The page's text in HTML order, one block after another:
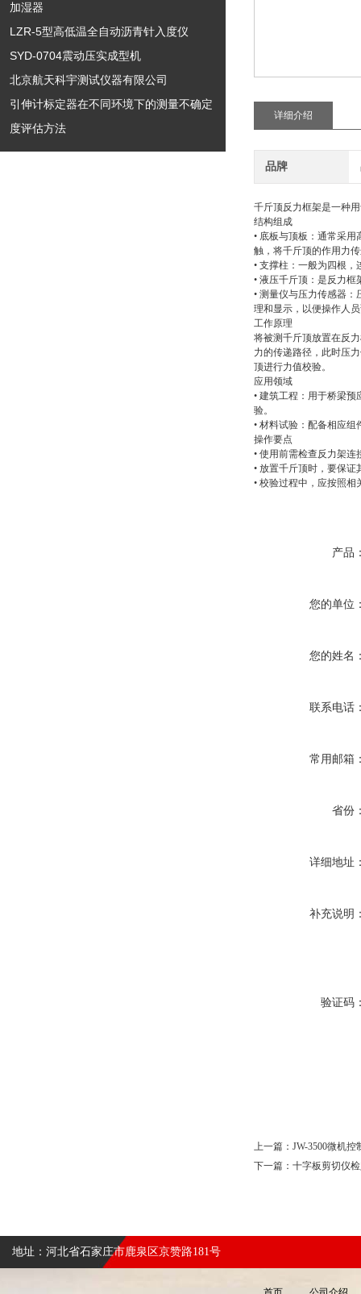
详细介绍
品牌
千斤顶反力框架是一种
结构组成
• 底板与顶板：通常采
触，将千斤顶的作用力
• 支撑柱：一般为四根
• 液压千斤顶：是反力
• 测量仪与压力传感器
理和显示，以便操作人
工作原理
将被测千斤顶放置在反
力的传递路径，此时压
顶进行力值校验。
应用领域
• 建筑工程：用于桥梁
验。
• 材料试验：配备相应
操作要点
• 使用前需检查反力架
• 放置千斤顶时，要保
• 校验过程中，应按照
产品
您的单位
您的姓名
联系电话
常用邮箱
省份
详细地址
补充说明
验证码
上一篇： JW-3500微机
下一篇： 十字板剪切仪
加湿器
LZR-5型高低温全自动沥青针入度仪
SYD-0704震动压实成型机
北京航天科宇测试仪器有限公司
引伸计标定器在不同环境下的测量不确定
度评估方法
地址：河北省石家庄市鹿泉区京赞路181号